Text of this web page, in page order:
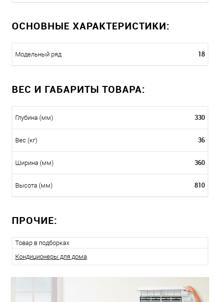
ОСНОВНЫЕ ХАРАКТЕРИСТИКИ:
Модельный ряд 18
ВЕС И ГАБАРИТЫ ТОВАРА:
Глубина (мм) 330
Вес (кг) 36
Ширина (мм) 360
Высота (мм) 810
ПРОЧИЕ:
Товар в подборках
Кондиционеры для дома.